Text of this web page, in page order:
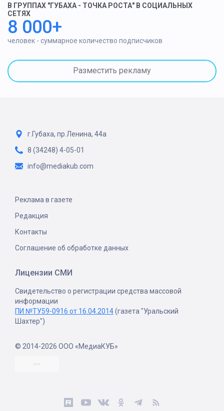
В ГРУППАХ "ГУБАХА - ТОЧКА РОСТА" В СОЦИАЛЬНЫХ
СЕТЯХ
8 000+
человек - суммарное количество подписчиков
Разместить рекламу
г.Губаха, пр.Ленина, 44а
8 (34248) 4-05-01
info@mediakub.com
Реклама в газете
Редакция
Контакты
Соглашение об обработке данных
Лицензии СМИ
Свидетельство о регистрации средства массовой
информации
ПИ №ТУ59-0916 от 16.04.2014(газета "Уральский
Шахтер")
© 2014-2026 ООО «МедиаКУБ»